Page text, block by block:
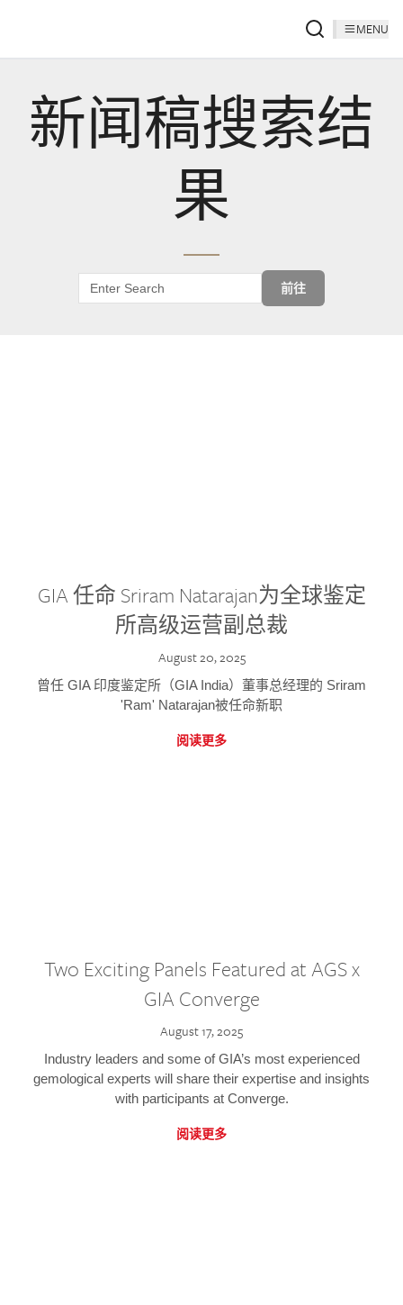
MENU
新闻稿搜索结
果
前往
GIA 任命 Sriram Natarajan为全球鉴定
所高级运营副总裁
August 20, 2025
曾任 GIA 印度鉴定所（GIA India）董事总经理的 Sriram
'Ram' Natarajan被任命新职
阅读更多
Two Exciting Panels Featured at AGS x
GIA Converge
August 17, 2025
Industry leaders and some of GIA’s most experienced
gemological experts will share their expertise and insights
with participants at Converge.
阅读更多